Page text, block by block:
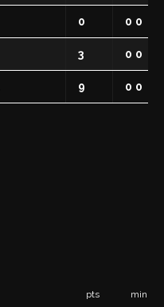
pts min
0 0 0
3 0 0
9 0 0